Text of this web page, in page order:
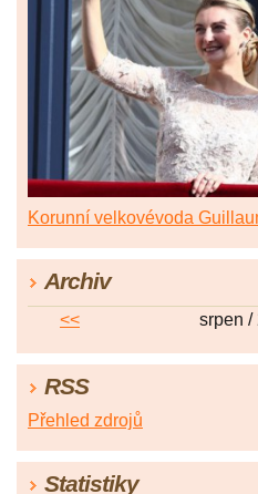
Korunní velkovévoda
Archiv
<< srpen /
RSS
Přehled zdrojů
Statistiky